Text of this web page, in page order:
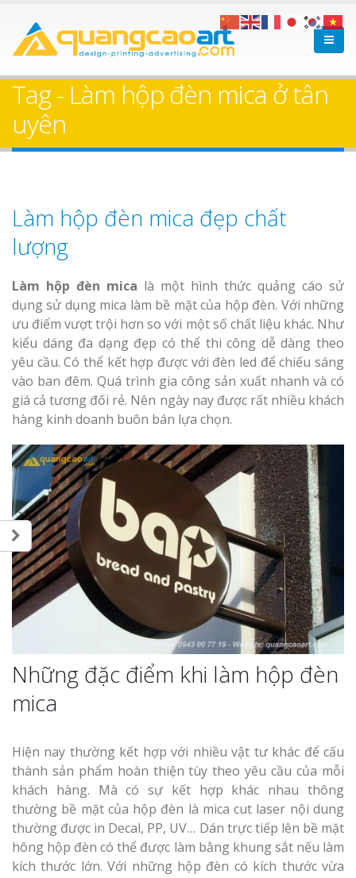
Tag - Làm hộp đèn mica ở tân
uyên
Làm hộp đèn mica đẹp chất
lượng
Làm hộp đèn mica là một hình thức quảng cáo sử
dụng sử dụng mica làm bề mặt của hộp đèn. Với những
ưu điểm vượt trội hơn so với một số chất liệu khác. Như
kiểu dáng đa dạng đẹp có thể thi công dễ dàng theo
yêu cầu. Có thể kết hợp được với đèn led để chiếu sáng
vào ban đêm. Quá trình gia công sản xuất nhanh và có
giá cả tương đối rẻ. Nên ngày nay được rất nhiều khách
hàng kinh doanh buôn bán lựa chọn.
Những đặc điểm khi làm hộp đèn
mica
Hiện nay thường kết hợp với nhiều vật tư khác để cấu
thành sản phẩm hoàn thiện tùy theo yêu cầu của mỗi
khách hàng. Mà có sự kết hợp khác nhau thông
thường bề mặt của hộp đèn là mica cut laser nội dung
thường được in Decal, PP, UV… Dán trực tiếp lên bề mặt
hông hộp đèn có thể được làm bằng khung sắt nếu làm
kích thước lớn. Với những hộp đèn có kích thước vừa